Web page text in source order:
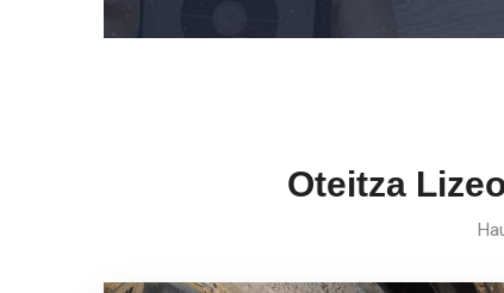
Oteitza